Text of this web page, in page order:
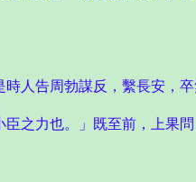
告周勃謀反，繫長安，卒
力也。」既至前，上果問